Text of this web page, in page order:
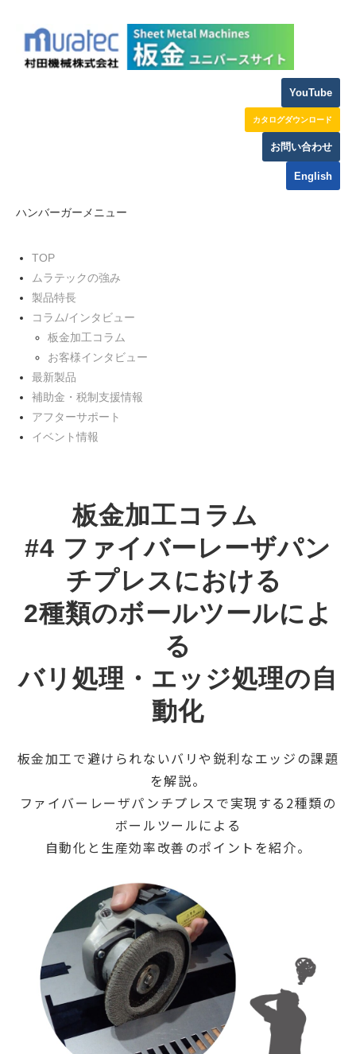
YouTube
カタログダウンロード
お問い合わせ
English
ハンバーガーメニュー
TOP
ムラテックの強み
製品特長
コラム/インタビュー
板金加工コラム
お客様インタビュー
最新製品
補助金・税制支援情報
アフターサポート
イベント情報
板金加工コラム
#4 ファイバーレーザパン
チプレスにおける
2種類のボールツールによ
る
バリ処理・エッジ処理の自
動化
板金加工で避けられないバリや鋭利なエッジの課題
を解説。
ファイバーレーザパンチプレスで実現する2種類の
ボールツールによる
自動化と生産効率改善のポイントを紹介。